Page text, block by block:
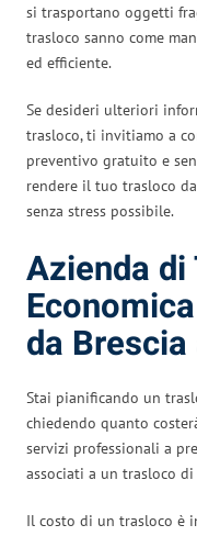
si trasportano oggetti
trasloco sanno come
ed efficiente.
Se desideri ulteriori
trasloco, ti invitiamo a
preventivo gratuito e
rendere il tuo trasloco
senza stress possibile.
Azienda
da
Stai pianificando un
chiedendo quanto
servizi professionali a
associati a un trasloco
Il costo di un trasloco è